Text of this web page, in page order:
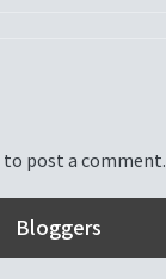
to post a comment.
Bloggers